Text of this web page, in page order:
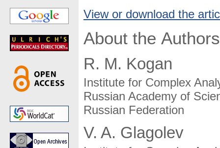
View or download the
About the Authors
R. M. Kogan
Institute for Complex
Russian Academy of
Russian Federation
V. A. Glagolev